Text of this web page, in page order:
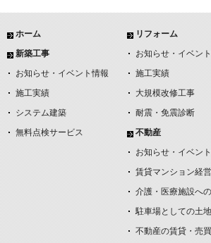
ホーム
新築工事
お知らせ・イベント情報
施工実績
システム建築
無料点検サービス
リフォーム
お知らせ・イベン
施工実績
大規模改修工事
耐震・免震診断
不動産
お知らせ・イベン
賃貸マンション経営
介護・医療施設へ
駐車場としての土
不動産の賃貸・売買